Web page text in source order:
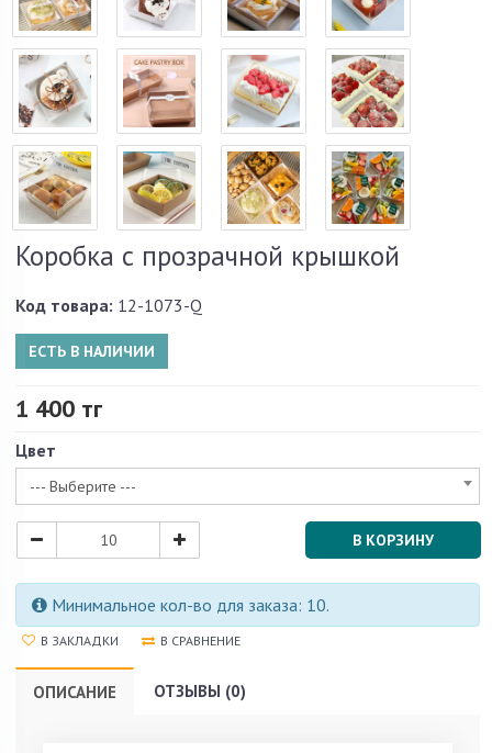
Коробка с прозрачной крышкой
Код товара: 12-1073-Q
ЕСТЬ В НАЛИЧИИ
1 400 тг
Цвет
--- Выберите ---
В КОРЗИНУ
Минимальное кол-во для заказа: 10.
В ЗАКЛАДКИ В СРАВНЕНИЕ
ОПИСАНИЕ ОТЗЫВЫ (0)